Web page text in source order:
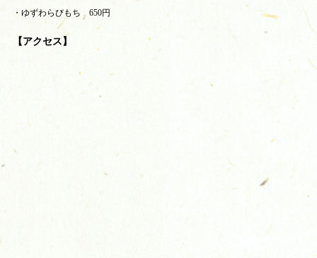
・ゆずわらびもち 650円
【アクセス】